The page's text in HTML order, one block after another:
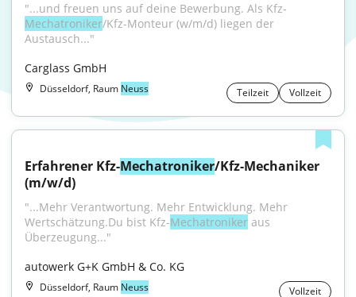
"...und freuen uns auf deine Bewerbung. Als Kfz-
Mechatroniker/Kfz-Monteur (w/m/d) liegen der
Austausch..."
Carglass GmbH
Düsseldorf, Raum Neuss Teilzeit Vollzeit
Erfahrener Kfz-Mechatroniker/Kfz-Mechaniker
(m/w/d)
"...Mehr Verantwortung. Mehr Entwicklung. Mehr
Wertschätzung.Du bist Kfz-Mechatroniker aus
Überzeugung..."
autowerk G+K GmbH & Co. KG
Düsseldorf, Raum Neuss Vollzeit